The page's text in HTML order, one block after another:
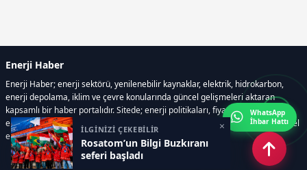
İLGİNİZİ ÇEKEBİLİR
Rosatom’un Bilgi Buzkıranı
seferi başladı
×
Enerji Haber
Enerji Haber; enerji sektörü, yenilenebilir kaynaklar, elektrik, hidrokarbon,
enerji depolama, iklim ve çevre konularında güncel gelişmeleri aktaran
kapsamlı bir haber portalıdır. Sitede; enerji politikaları, fiyat hareketleri,
elektrik kesintileri, yeni teknolojiler, nükleer enerji, elektrikli araçlar ve küresel
enerji krizleri gibi başlıklar öne çıkar.
WhatsApp
İhbar Hattı